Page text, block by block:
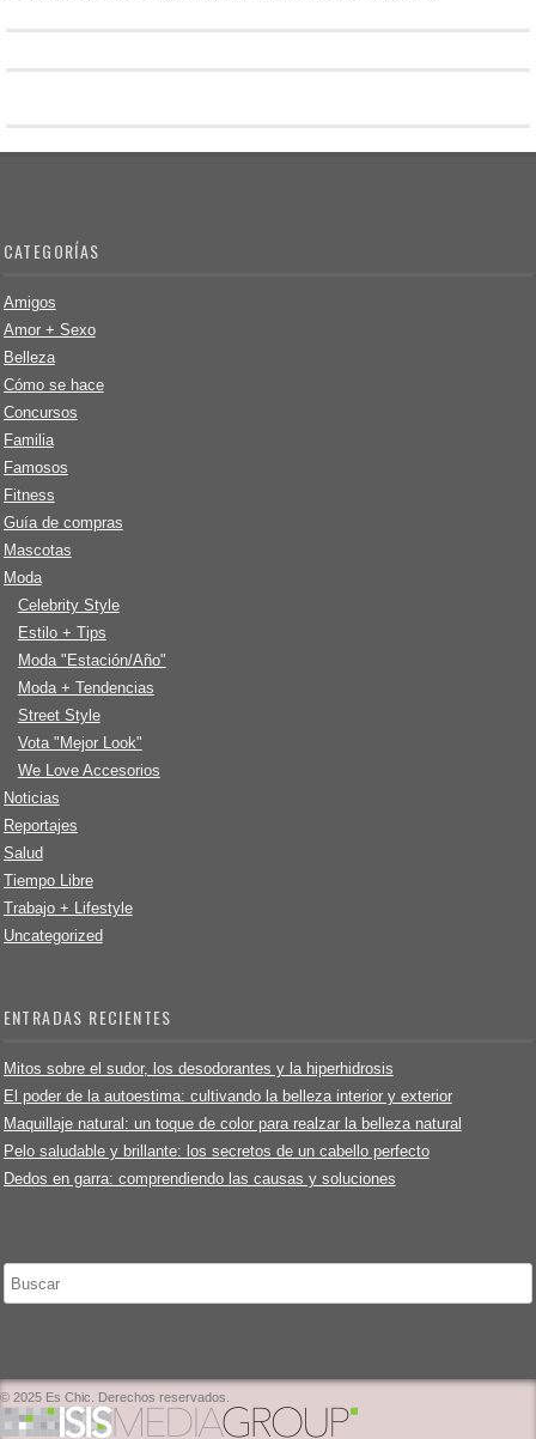
CATEGORÍAS
Amigos
Amor + Sexo
Belleza
Cómo se hace
Concursos
Familia
Famosos
Fitness
Guía de compras
Mascotas
Moda
Celebrity Style
Estilo + Tips
Moda "Estación/Año"
Moda + Tendencias
Street Style
Vota "Mejor Look"
We Love Accesorios
Noticias
Reportajes
Salud
Tiempo Libre
Trabajo + Lifestyle
Uncategorized
ENTRADAS RECIENTES
Mitos sobre el sudor, los desodorantes y la hiperhidrosis
El poder de la autoestima: cultivando la belleza interior y exterior
Maquillaje natural: un toque de color para realzar la belleza natural
Pelo saludable y brillante: los secretos de un cabello perfecto
Dedos en garra: comprendiendo las causas y soluciones
Buscar
© 2025 Es Chic. Derechos reservados.